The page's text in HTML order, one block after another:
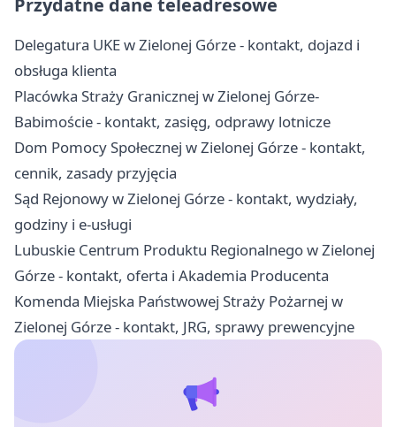
Delegatura UKE w Zielonej Górze - kontakt, dojazd i
obsługa klienta
Placówka Straży Granicznej w Zielonej Górze-
Babimoście - kontakt, zasięg, odprawy lotnicze
Dom Pomocy Społecznej w Zielonej Górze - kontakt,
cennik, zasady przyjęcia
Sąd Rejonowy w Zielonej Górze - kontakt, wydziały,
godziny i e-usługi
Lubuskie Centrum Produktu Regionalnego w Zielonej
Górze - kontakt, oferta i Akademia Producenta
Komenda Miejska Państwowej Straży Pożarnej w
Zielonej Górze - kontakt, JRG, sprawy prewencyjne